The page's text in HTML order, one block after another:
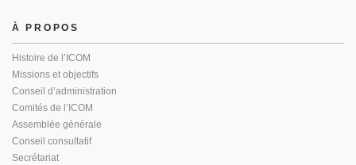
À PROPOS
Histoire de l’ICOM
Missions et objectifs
Conseil d’administration
Comités de l’ICOM
Assemblée générale
Conseil consultatif
Secrétariat